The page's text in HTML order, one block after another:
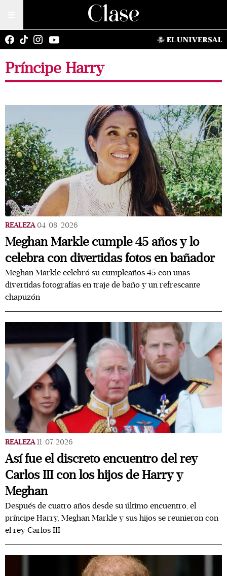
Príncipe Harry
REALEZA 04/08/2026
Meghan Markle cumple 45 años y lo
celebra con divertidas fotos en bañador
Meghan Markle celebró su cumpleaños 45 con unas
divertidas fotografías en traje de baño y un refrescante
chapuzón
REALEZA 11/07/2026
Así fue el discreto encuentro del rey
Carlos III con los hijos de Harry y
Meghan
Después de cuatro años desde su último encuentro, el
príncipe Harry, Meghan Markle y sus hijos se reunieron con
el rey Carlos III